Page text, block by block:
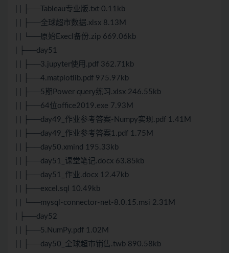
| | ├──Tableau专业版.txt 0.11kb
| | ├──全球超市数据.xlsx 8.13M
| | └──原始Execl备份.zip 669.06kb
| ├──day51
| | ├──3.jupyter使用.pdf 362.71kb
| | ├──4.matplotlib.pdf 975.97kb
| | ├──5期Power query练习.xlsx 246.55kb
| | ├──64位office2019.exe 7.93M
| | ├──day49_作业参考答案-Numpy实现.pdf 1.41M
| | ├──day49_作业参考答案1.pdf 1.75M
| | ├──day50.xmind 195.33kb
| | ├──day51_课堂笔记.docx 63.85kb
| | ├──day51_作业.docx 12.47kb
| | ├──excel.sql 10.49kb
| | └──mysql-connector-net-8.0.15.msi 2.31M
| ├──day52
| | ├──5.NumPy.pdf 1.02M
| | ├──day50_全球超市销售.twb 890.58kb